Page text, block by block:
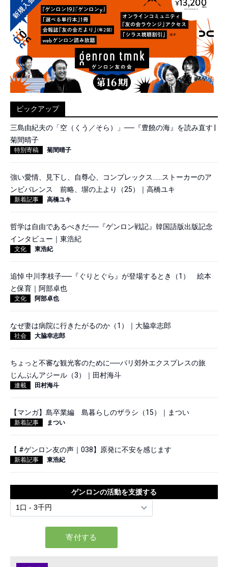
ピックアップ
三島由紀夫の「空（くう／そら）」──『豊饒の海』を読み直す |
菊間晴子
特別寄稿 菊間晴子
強い愛情、見下し、自尊心、コンプレックス……ストーカーのア
ンビバレンス 前略、塀の上より（25）｜高橋ユキ
新着記事 高橋ユキ
哲学は自由であるべきだ──『ゲンロン戦記』韓国語版出版記念
インタビュー｜東浩紀
文化 東浩紀
追悼 中川李枝子──『ぐりとぐら』が登場するとき（1） 絵本
と保育｜阿部卓也
文化 阿部卓也
なぜ妻は病院に行きたがるのか（1）｜大脇幸志郎
社会 大脇幸志郎
ちょっと不審な観光客のために──パリ郊外エクスプレスの旅
じんぶんアジール（3）｜田村海斗
連載 田村海斗
【マンガ】島卒業編 島暮らしのザラシ（15）｜まつい
新着記事 まつい
【 #ゲンロン友の声｜038】原発に不安を感じます
新着記事 東浩紀
ゲンロンの活動を支援する